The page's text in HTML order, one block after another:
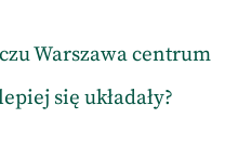
Warszawa centrum
się układały?